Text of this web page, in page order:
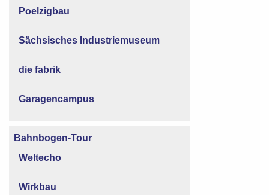
Poelzigbau
Sächsisches Industriemuseum
die fabrik
Garagencampus
Bahnbogen-Tour
Weltecho
Wirkbau